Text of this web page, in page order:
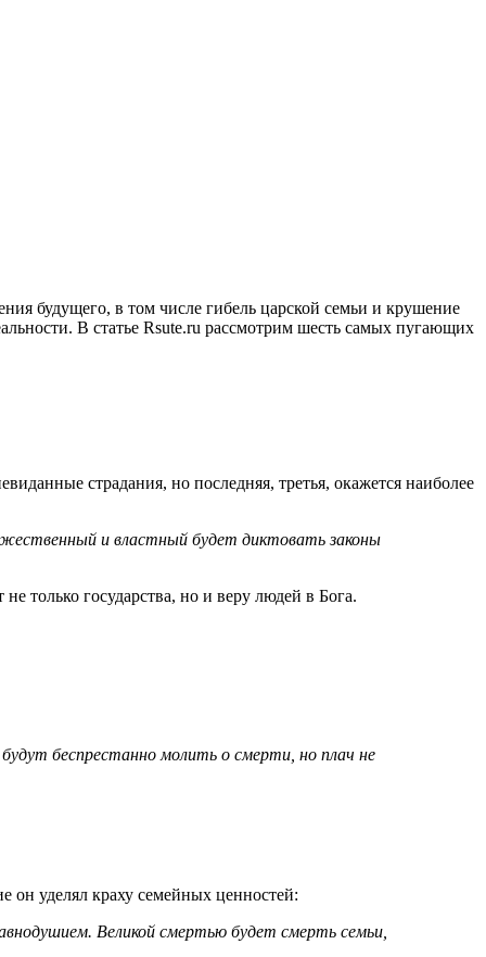
будущего, в том числе гибель царской семьи и крушение
В статье Rsute.ru рассмотрим шесть самых пугающих
страдания, но последняя, третья, окажется наиболее
и властный будет диктовать законы
только государства, но и веру людей в Бога.
беспрестанно молить о смерти, но плач не
он уделял краху семейных ценностей:
Великой смертью будет смерть семьи,